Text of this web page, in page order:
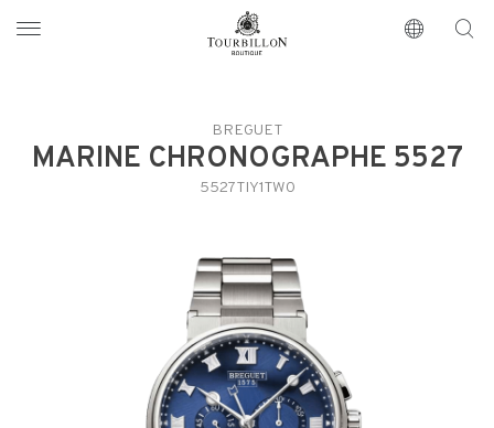
https://www.tourbillon.com/es
BREGUET
MARINE CHRONOGRAPHE 5527
5527TIY1TW0